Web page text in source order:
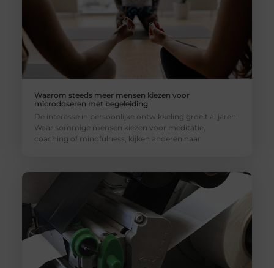
Waarom steeds meer mensen kiezen voor
microdoseren met begeleiding
De interesse in persoonlijke ontwikkeling groeit al jaren.
Waar sommige mensen kiezen voor meditatie,
coaching of mindfulness, kijken anderen naar